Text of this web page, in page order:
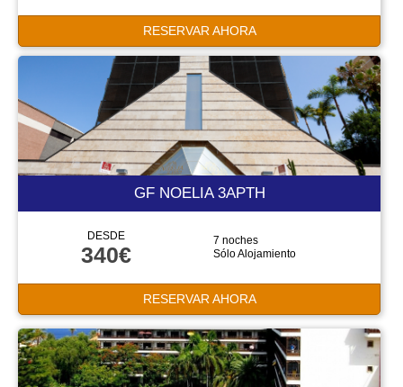
RESERVAR AHORA
GF NOELIA 3APTH
DESDE
340€
7 noches
Sólo Alojamiento
RESERVAR AHORA